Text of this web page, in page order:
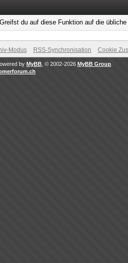
du auf diese Funktion auf die
Modus RSS-Synchronisation Cookie
by MyBB , © 2002-2026 MyBB Group